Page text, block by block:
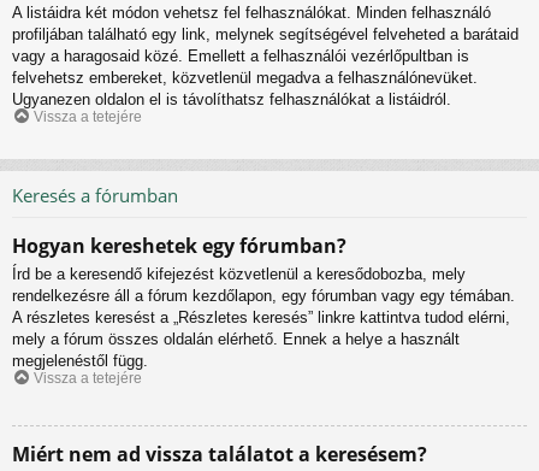
A listáidra két módon vehetsz fel felhasználókat. Minden felhasználó
profiljában található egy link, melynek segítségével felveheted a barátaid
vagy a haragosaid közé. Emellett a felhasználói vezérlőpultban is
felvehetsz embereket, közvetlenül megadva a felhasználónevüket.
Ugyanezen oldalon el is távolíthatsz felhasználókat a listáidról.
Vissza a tetejére
Keresés a fórumban
Hogyan kereshetek egy fórumban?
Írd be a keresendő kifejezést közvetlenül a keresődobozba, mely
rendelkezésre áll a fórum kezdőlapon, egy fórumban vagy egy témában.
A részletes keresést a „Részletes keresés” linkre kattintva tudod elérni,
mely a fórum összes oldalán elérhető. Ennek a helye a használt
megjelenéstől függ.
Vissza a tetejére
Miért nem ad vissza találatot a keresésem?